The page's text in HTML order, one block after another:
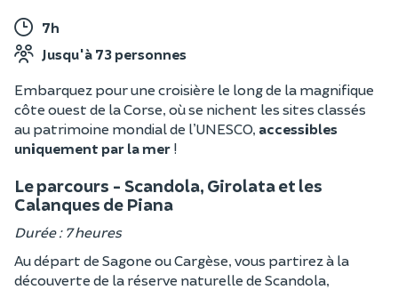
7h
Jusqu'à 73 personnes
Embarquez pour une croisière le long de la magnifique
côte ouest de la Corse, où se nichent les sites classés
au patrimoine mondial de l’UNESCO, accessibles
uniquement par la mer !
Le parcours - Scandola, Girolata et les
Calanques de Piana
Durée : 7 heures
Au départ de Sagone ou Cargèse, vous partirez à la
découverte de la réserve naturelle de Scandola,